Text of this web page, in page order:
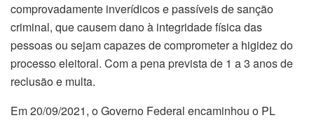
comprovadamente inverídicos e passíveis de sanção
criminal, que causem dano à integridade física das
pessoas ou sejam capazes de comprometer a higidez do
processo eleitoral. Com a pena prevista de 1 a 3 anos de
reclusão e multa.
Em 20/09/2021, o Governo Federal encaminhou o PL